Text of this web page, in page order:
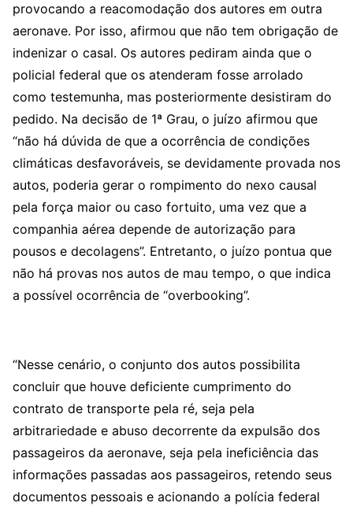
provocando a reacomodação dos autores em outra
aeronave. Por isso, afirmou que não tem obrigação de
indenizar o casal. Os autores pediram ainda que o
policial federal que os atenderam fosse arrolado
como testemunha, mas posteriormente desistiram do
pedido. Na decisão de 1ª Grau, o juízo afirmou que
“não há dúvida de que a ocorrência de condições
climáticas desfavoráveis, se devidamente provada nos
autos, poderia gerar o rompimento do nexo causal
pela força maior ou caso fortuito, uma vez que a
companhia aérea depende de autorização para
pousos e decolagens”. Entretanto, o juízo pontua que
não há provas nos autos de mau tempo, o que indica
a possível ocorrência de “overbooking”.
“Nesse cenário, o conjunto dos autos possibilita
concluir que houve deficiente cumprimento do
contrato de transporte pela ré, seja pela
arbitrariedade e abuso decorrente da expulsão dos
passageiros da aeronave, seja pela ineficiência das
informações passadas aos passageiros, retendo seus
documentos pessoais e acionando a polícia federal